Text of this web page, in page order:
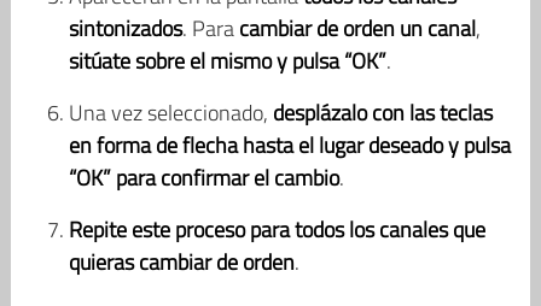
sintonizados. Paracambiar de orden un canal,
sitúate sobre el mismo y pulsa “OK”.
Una vez seleccionado, desplázalo con las teclas
en forma de flecha hasta el lugar deseado y pulsa
“OK” para confirmar el cambio.
Repite este proceso para todos los canales que
quieras cambiar de orden.